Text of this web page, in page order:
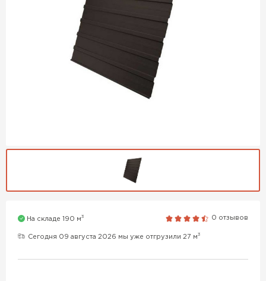
На складе 190 м3 0 отзывов
Сегодня 09 августа 2026 мы уже отгрузили 27 м3